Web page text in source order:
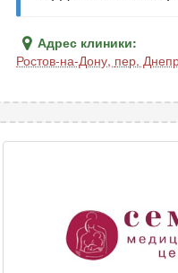
Адрес клиники:
Ростов-на-Дону, пер.